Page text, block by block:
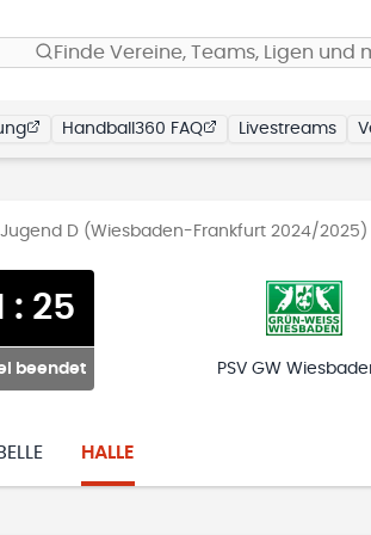
Finde Vereine, Teams, Ligen und
Handball360 FAQ Livestreams
D (Wiesbaden-Frankfurt 2024/2025)
: 25
beendet PSV GW
HALLE